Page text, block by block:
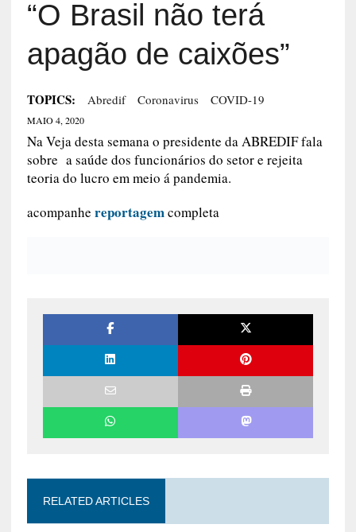
“O Brasil não terá
apagão de caixões”
TOPICS: Abredif Coronavirus COVID-19
MAIO 4, 2020
Na Veja desta semana o presidente da ABREDIF fala
sobre a saúde dos funcionários do setor e rejeita
teoria do lucro em meio á pandemia.
acompanhe reportagemcompleta
RELATED ARTICLES